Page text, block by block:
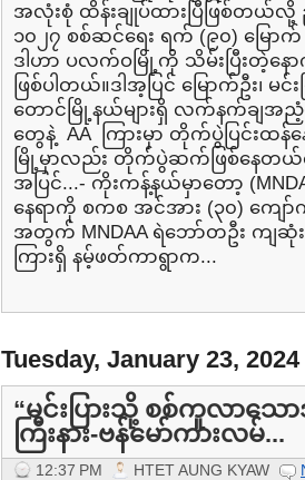
အလုံးစုံ ထိန်းချုပ်ထားပြီဖြစ်တယ်လို့
၁၀၂၇ စစ်ဆင်ရေး ရက် (၉၀) မြော
ဒါဟာ ပလက်ဝမြို့ကို သိမ်းပြီးတဲ့န
ဖြစ်ပါတယ်။ဒါအ့ပြင် မြောက်ဦး၊ မ
တောင်မြို့နယ်များရှိ လက်နက်ချအ
တွေနဲ့ AA ကြားမှာ တိုက်ပွဲပြင်းထန်
မြို့မှာလည်း တိုက်ပွဲဆက်ဖြစ်နေတယ်လို့
အပြင်...- ကိုးကန့်နယ်မှာတော့
နေရာကို စကစ အင်အား (၃၀) ကျ
အတွက် MNDAA ရဲဘော်တဦး ကျ
ကြားရှိ နမ့်ဖတ်ကာရွာက...
Tuesday, January 23, 2024
“မင်းပြားသို့ စစ်ကူလာသော
ကြီးနား-ဗန်မော်ကားလမ်...
12:37 PM HTET AUNG KYAW